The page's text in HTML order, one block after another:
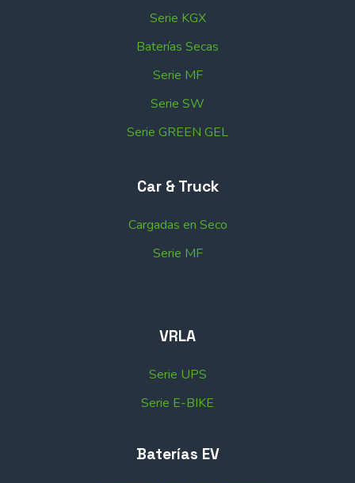
Serie KGX
Baterías Secas
Serie MF
Serie SW
Serie GREEN GEL
Car & Truck
Cargadas en Seco
Serie MF
VRLA
Serie UPS
Serie E-BIKE
Baterías EV